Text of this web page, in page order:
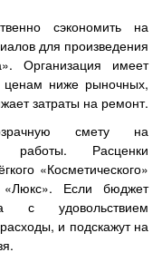
сэкономить на
для произведения
Организация имеет
ценам ниже рыночных,
затраты на ремонт.
смету на
работы. Расценки
«Косметического»
«Люкс». Если бюджет
с удовольствием
и подскажут на